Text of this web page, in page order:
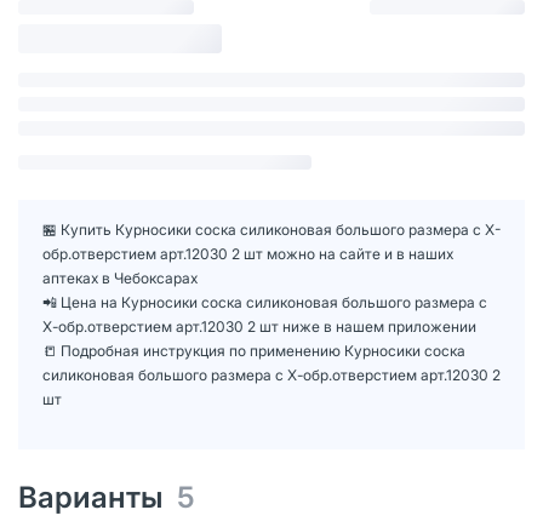
🏪 Купить Курносики соска силиконовая большого размера с Х-
обр.отверстием арт.12030 2 шт можно на сайте и в наших
аптеках в Чебоксарах
📲 Цена на Курносики соска силиконовая большого размера с
Х-обр.отверстием арт.12030 2 шт ниже в нашем приложении
📒 Подробная инструкция по применению Курносики соска
силиконовая большого размера с Х-обр.отверстием арт.12030 2
шт
Варианты 5